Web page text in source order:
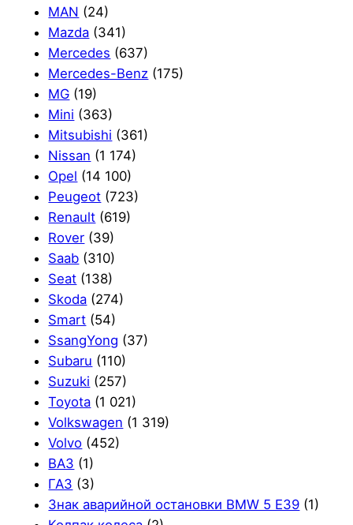
MAN (24)
Mazda (341)
Mercedes (637)
Mercedes-Benz (175)
MG (19)
Mini (363)
Mitsubishi (361)
Nissan (1 174)
Opel (14 100)
Peugeot (723)
Renault (619)
Rover (39)
Saab (310)
Seat (138)
Skoda (274)
Smart (54)
SsangYong (37)
Subaru (110)
Suzuki (257)
Toyota (1 021)
Volkswagen (1 319)
Volvo (452)
ВАЗ (1)
ГАЗ (3)
Знак аварийной остановки BMW 5 E39 (1)